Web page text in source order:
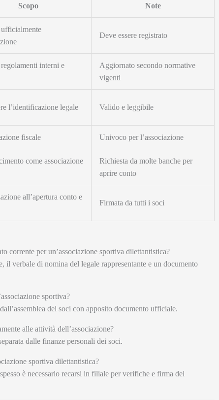
Scopo Note
Deve essere registrato
interni e
Aggiornato secondo normative
vigenti
l’identificazione legale Valido e leggibile
fiscale Univoco per l’associazione
come associazione
Richiesta da molte banche per
aprire conto
all’apertura conto e
Firmata da tutti i soci
corrente per un’associazione sportiva dilettantistica?
il verbale di nomina del legale rappresentante e un documento
sportiva?
dei soci con apposito documento ufficiale.
alle attività dell’associazione?
dalle finanze personali dei soci.
sportiva dilettantistica?
è necessario recarsi in filiale per verifiche e firma dei